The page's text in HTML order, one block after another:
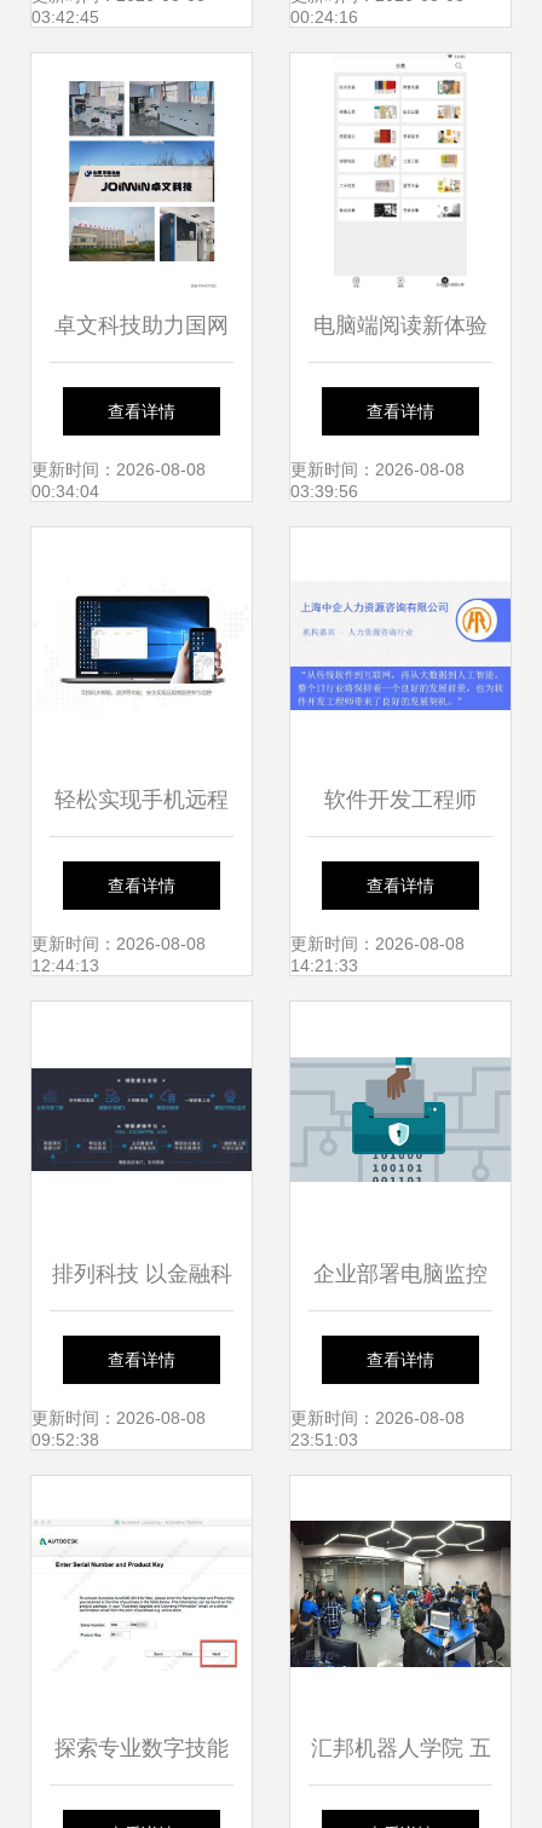
03:42:45
00:24:16
卓文科技助力国网
首个云编排台区智
能融合终端在陕西
查看详情
更新时间：2026-08-08
00:34:04
电脑端阅读新体验
8款值得推荐的读
书与软件研发工具
查看详情
更新时间：2026-08-08
03:39:56
轻松实现手机远程
控制电脑，一个软
件搞定家庭网络技
查看详情
更新时间：2026-08-08
12:44:13
软件开发工程师
2020年热门职业前
景与网络技术服务
查看详情
更新时间：2026-08-08
14:21:33
排列科技 以金融科
技创新引擎驱动产
业升级 荣膺浙江省
查看详情
更新时间：2026-08-08
09:52:38
企业部署电脑监控
软件 网络技术服务
中的合规与效率之
查看详情
更新时间：2026-08-08
23:51:03
探索专业数字技能
广州多元化设计及
汇邦机器人学院 五
大教学实训区引领